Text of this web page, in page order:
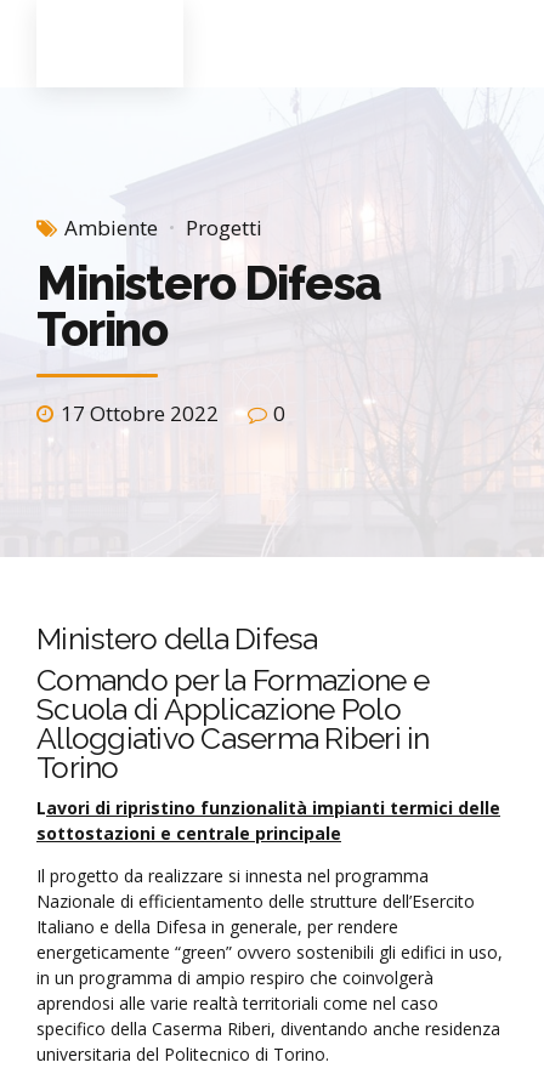
Ambiente Progetti
Ministero Difesa
Torino
17 Ottobre 2022 0
Ministero della Difesa
Comando per la Formazione e
Scuola di Applicazione Polo
Alloggiativo Caserma Riberi in
Torino
Lavori di ripristino funzionalità impianti termici delle
sottostazioni e centrale principale
Il progetto da realizzare si innesta nel programma
Nazionale di efficientamento delle strutture dell’Esercito
Italiano e della Difesa in generale, per rendere
energeticamente “green” ovvero sostenibili gli edifici in uso,
in un programma di ampio respiro che coinvolgerà
aprendosi alle varie realtà territoriali come nel caso
specifico della Caserma Riberi, diventando anche residenza
universitaria del Politecnico di Torino.